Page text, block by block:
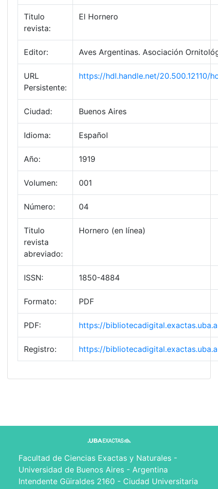
Titulo
revista:
El Hornero
Editor: Aves Argentinas. Asociación
URL
Persistente:
https://hdl.handle.net/20.500.12110/
Ciudad: Buenos Aires
Idioma: Español
Año: 1919
Volumen: 001
Número: 04
Titulo
revista
abreviado:
Hornero (en línea)
ISSN: 1850-4884
Formato: PDF
PDF: https://
Registro: https://
Facultad de Ciencias Exactas y Naturales -
Universidad de Buenos Aires - Argentina
Intendente Güiraldes 2160 - Ciudad Universitaria